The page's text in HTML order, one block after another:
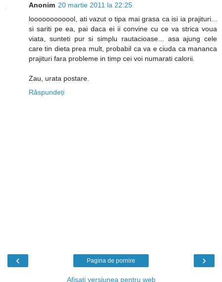
Anonim 20 martie 2011 la 22:25
loooooooooool, ati vazut o tipa mai grasa ca isi ia prajituri...
si sariti pe ea, pai daca ei ii convine cu ce va strica voua
viata, sunteti pur si simplu rautacioase... asa ajung cele
care tin dieta prea mult, probabil ca va e ciuda ca mananca
prajituri fara probleme in timp cei voi numarati calorii.
Zau, urata postare.
Răspundeți
‹ ›
Pagina de pornire
Afișați versiunea pentru web